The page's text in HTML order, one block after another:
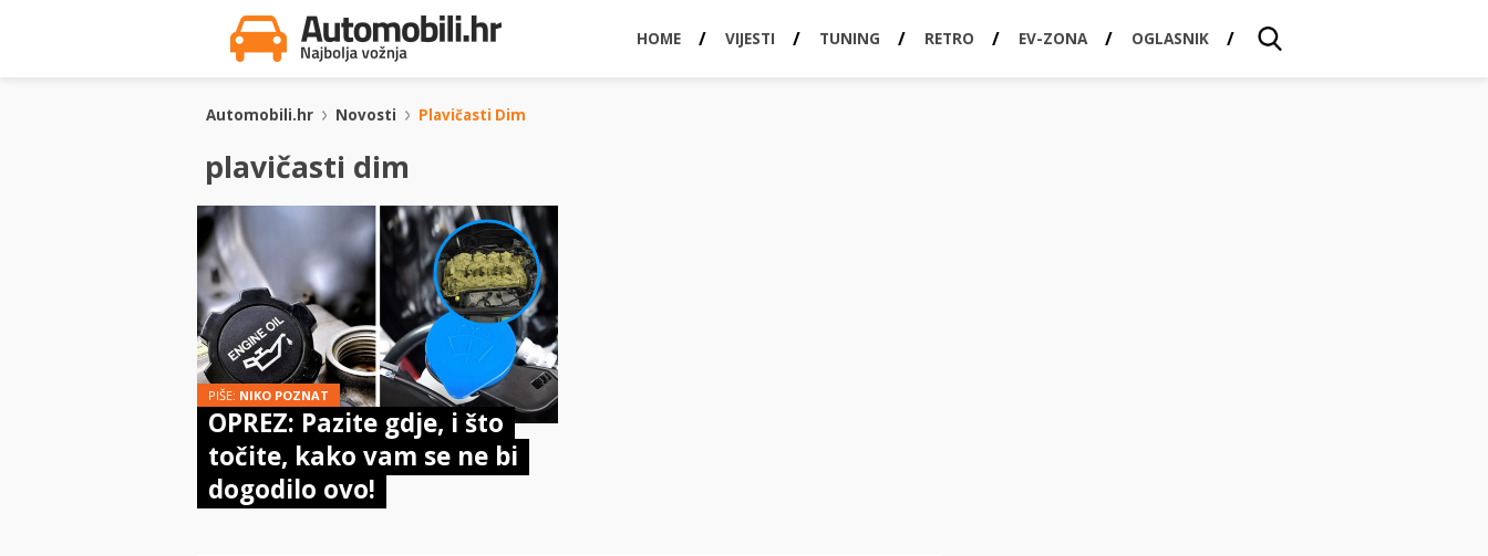
HOME VIJESTI TUNING RETRO EV-ZONA OGLASNIK
Automobili.hr Novosti Plavičasti Dim
plavičasti dim
PIŠE: NIKO POZNAT
OPREZ: Pazite gdje, i što
točite, kako vam se ne bi
dogodilo ovo!